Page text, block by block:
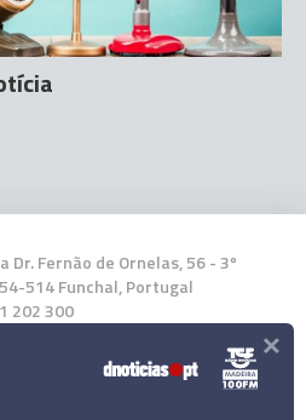
Dr. Fernão de Ornelas, 56 - 3º
514 Funchal, Portugal
202 300
a nossa App ×